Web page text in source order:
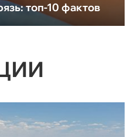
топ-10 фактов